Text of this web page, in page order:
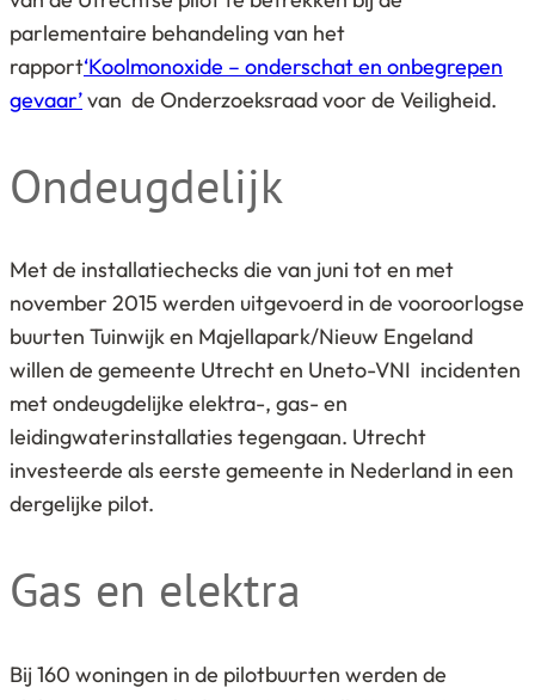
parlementaire behandeling van het
rapport‘Koolmonoxide – onderschat en onbegrepen
gevaar’van de Onderzoeksraad voor de Veiligheid.
Ondeugdelijk
Met de installatiechecks die van juni tot en met
november 2015 werden uitgevoerd in de vooroorlogse
buurten Tuinwijk en Majellapark/Nieuw Engeland
willen de gemeente Utrecht en Uneto-VNI incidenten
met ondeugdelijke elektra-, gas- en
leidingwaterinstallaties tegengaan. Utrecht
investeerde als eerste gemeente in Nederland in een
dergelijke pilot.
Gas en elektra
Bij 160 woningen in de pilotbuurten werden de